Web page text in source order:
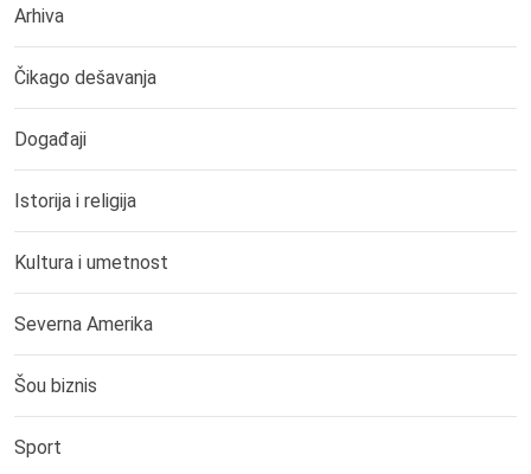
Arhiva
Čikago dešavanja
Događaji
Istorija i religija
Kultura i umetnost
Severna Amerika
Šou biznis
Sport